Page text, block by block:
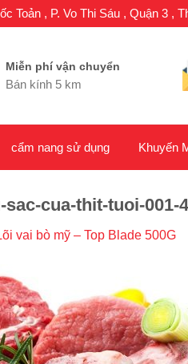
Toản , P. Vo Thi Sáu , Quận 3 ,
Miễn phí vận chuyển
Bán kính 5 km
cẩm nang sử dụng Khuyến
cua-thit-tuoi-001-
vai bò mỹ – Top Blade 500G